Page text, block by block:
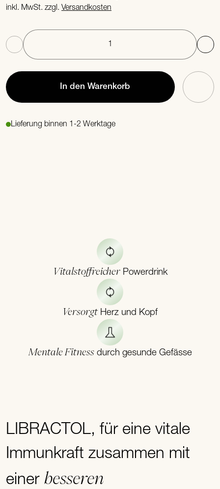
inkl. MwSt. zzgl.Versandkosten
Anzahl
In den Warenkorb
Lieferung binnen 1-2 Werktage
VitalstoffreicherPowerdrink
VersorgtHerz und Kopf
Mentale Fitnessdurch gesunde Gefässe
LIBRACTOL, für eine vitale
Immunkraft zusammen mit
einer besseren